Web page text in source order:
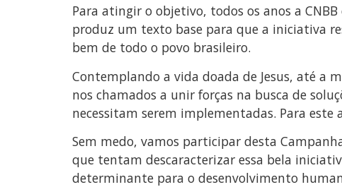
Para atingir o objetivo, todos os anos a
produz um texto base para que a iniciativa
bem de todo o povo brasileiro.
Contemplando a vida doada de Jesus, até a
nos chamados a unir forças na busca de
necessitam serem implementadas. Para este
Sem medo, vamos participar desta
que tentam descaracterizar essa bela
determinante para o desenvolvimento